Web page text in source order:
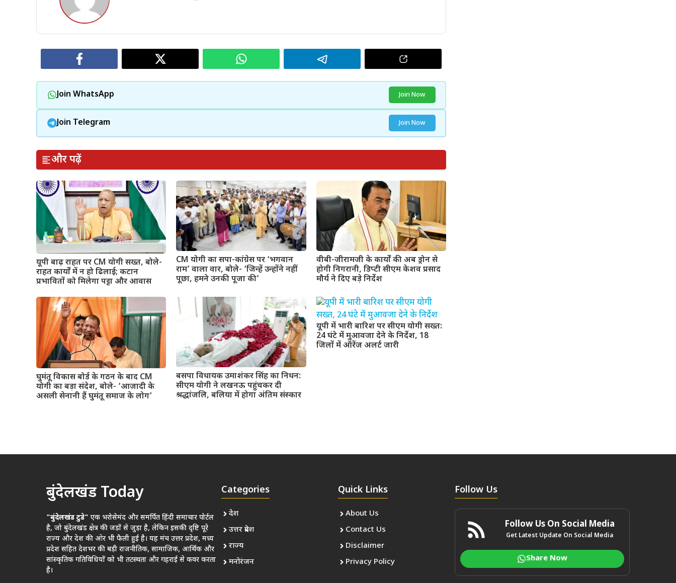
Join WhatsApp Join Now
Join Telegram Join Now
और पढ़ें
यूपी बाढ़ राहत पर CM योगी सख्त, बोले-
राहत कार्यों में न हो ढिलाई; कटान
प्रभावितों को मिलेगा पट्टा और आवास
CM योगी का सपा-कांग्रेस पर ‘भगवान
राम’ वाला वार, बोले- ‘जिन्हें उन्होंने नहीं
पूछा, हमने उनकी पूजा की’
वीबी-जीरामजी के कार्यों की अब ड्रोन से
होगी निगरानी, डिप्टी सीएम केशव प्रसाद
मौर्य ने दिए बड़े निर्देश
घुमंतू विकास बोर्ड के गठन के बाद CM
योगी का बड़ा संदेश, बोले- ‘आजादी के
असली सेनानी हैं घुमंतू समाज के लोग’
बसपा विधायक उमाशंकर सिंह का निधन:
सीएम योगी ने लखनऊ पहुंचकर दी
श्रद्धांजलि, बलिया में होगा अंतिम संस्कार
यूपी में भारी बारिश पर सीएम योगी सख्त:
24 घंटे में मुआवजा देने के निर्देश, 18
जिलों में ऑरेंज अलर्ट जारी
बुंदेलखंड Today
"बुंदेलखंड टुडे" एक भरोसेमंद और समर्पित हिंदी समाचार पोर्टल
है, जो बुंदेलखंड क्षेत्र की जड़ों से जुड़ा है, लेकिन इसकी दृष्टि पूरे
राज्य और देश की ओर भी फैली हुई है। यह मंच उत्तर प्रदेश, मध्य
प्रदेश सहित देशभर की बड़ी राजनीतिक, सामाजिक, आर्थिक और
सांस्कृतिक गतिविधियों को भी तटस्थता और गहराई से कवर करता
है।
Categories
देश
उत्तर प्रदेश
राज्य
मनोरंजन
Quick Links
About Us
Contact Us
Disclaimer
Privacy Policy
Follow Us
Follow Us On Social Media
Get Latest Update On Social Media
Share Now